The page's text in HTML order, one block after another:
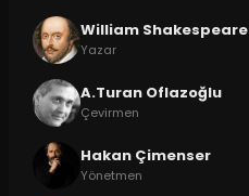
William Shakespeare
Yazar
A.Turan Oflazoğlu
Çevirmen
Hakan Çimenser
Yönetmen